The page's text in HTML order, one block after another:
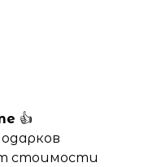
👍
стоимости